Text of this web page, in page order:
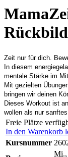
Zeit nur für dich.
In diesem
mentale Stärke im
Mit gezielten
bringen wir deinen
Dieses Workout ist
wollen als nur
Freie Plätze
In den Warenkorb
Kursnummer
Mi.